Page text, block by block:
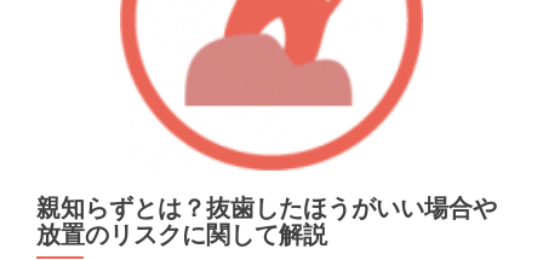
親知らずとは？抜歯したほうがいい場合や
放置のリスクに関して解説